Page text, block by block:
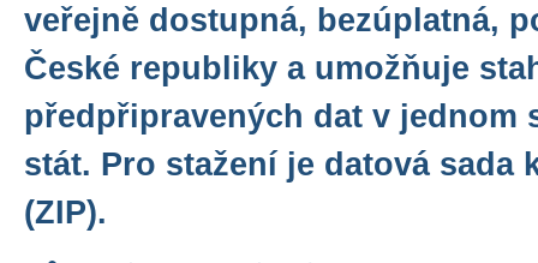
veřejně dostupná, bezúplatná,
České republiky a umožňuje
předpřipravených dat v jednom
stát. Pro stažení je datová sada
(ZIP).